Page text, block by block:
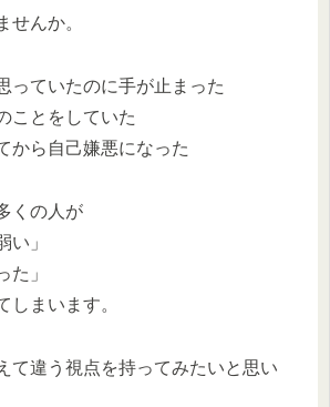
せんか。
っていたのに手が止まった
ことをしていた
から自己嫌悪になった
くの人が
い」
た」
しまいます。
て違う視点を持ってみたいと思い